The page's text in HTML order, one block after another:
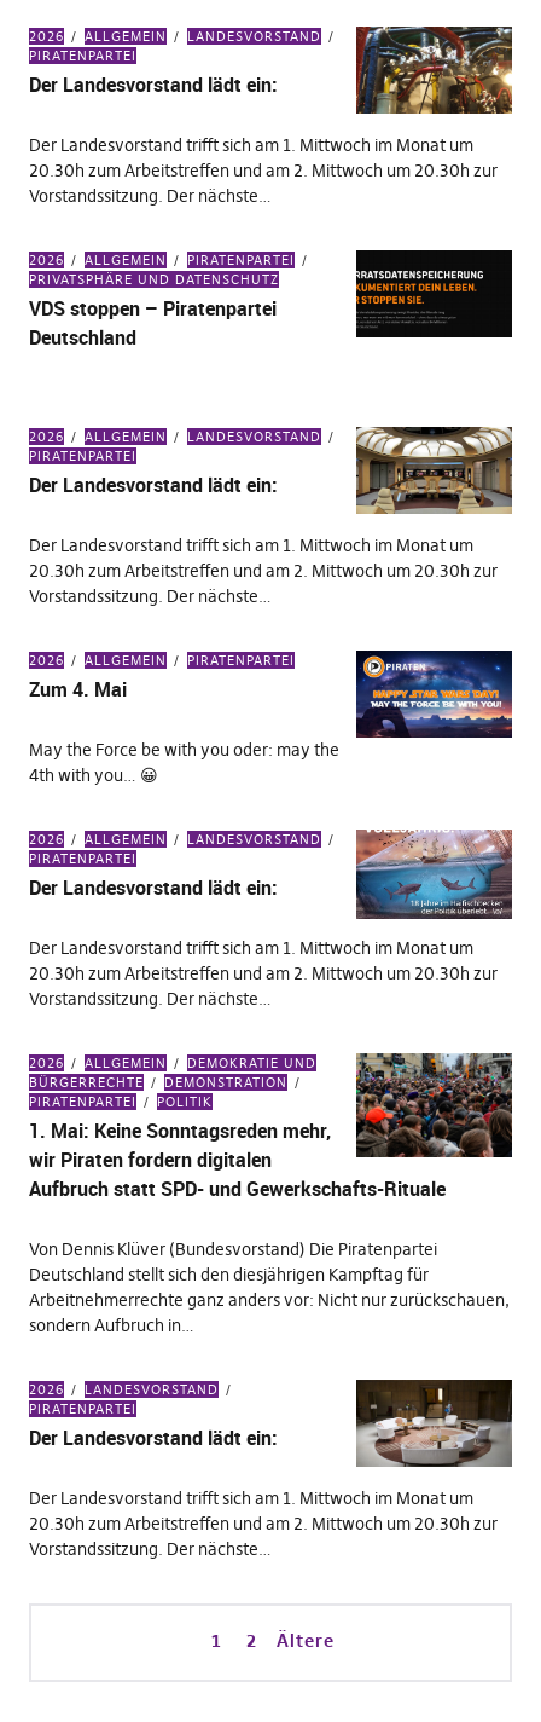
2026 ALLGEMEIN
LANDESVORSTAND
PIRATENPARTEI
Der Landesvorstand lädt ein:
Der Landesvorstand trifft sich am 1. Mittwoch im Monat um
20.30h zum Arbeitstreffen und am 2. Mittwoch um 20.30h zur
Vorstandssitzung. Der nächste…
2026 ALLGEMEIN
PIRATENPARTEI
PRIVATSPHÄRE UND DATENSCHUTZ
VDS stoppen – Piratenpartei
Deutschland
2026 ALLGEMEIN
LANDESVORSTAND
PIRATENPARTEI
Der Landesvorstand lädt ein:
Der Landesvorstand trifft sich am 1. Mittwoch im Monat um
20.30h zum Arbeitstreffen und am 2. Mittwoch um 20.30h zur
Vorstandssitzung. Der nächste…
2026 ALLGEMEIN PIRATENPARTEI
Zum 4. Mai
May the Force be with you oder: may the
4th with you… 😀
2026 ALLGEMEIN
LANDESVORSTAND
PIRATENPARTEI
Der Landesvorstand lädt ein:
Der Landesvorstand trifft sich am 1. Mittwoch im Monat um
20.30h zum Arbeitstreffen und am 2. Mittwoch um 20.30h zur
Vorstandssitzung. Der nächste…
2026 ALLGEMEIN
DEMOKRATIE UND
BÜRGERRECHTE
DEMONSTRATION
PIRATENPARTEI
POLITIK
1. Mai: Keine Sonntagsreden mehr,
wir Piraten fordern digitalen
Aufbruch statt SPD- und Gewerkschafts-Rituale
Von Dennis Klüver (Bundesvorstand) Die Piratenpartei
Deutschland stellt sich den diesjährigen Kampftag für
Arbeitnehmerrechte ganz anders vor: Nicht nur zurückschauen,
sondern Aufbruch in…
2026
LANDESVORSTAND
PIRATENPARTEI
Der Landesvorstand lädt ein:
Der Landesvorstand trifft sich am 1. Mittwoch im Monat um
20.30h zum Arbeitstreffen und am 2. Mittwoch um 20.30h zur
Vorstandssitzung. Der nächste…
1 2 Ältere